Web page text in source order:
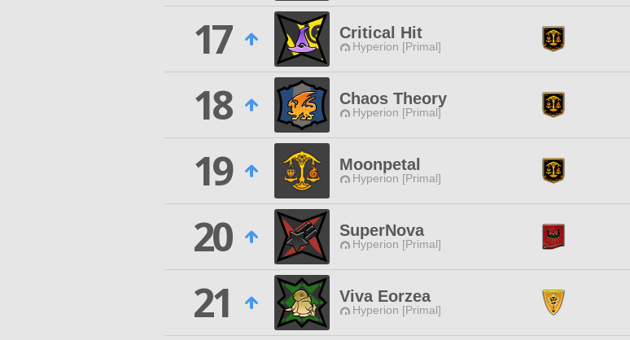
17
Critical Hit
Hyperion [Primal]
18
Chaos Theory
Hyperion [Primal]
19
Moonpetal
Hyperion [Primal]
20
SuperNova
Hyperion [Primal]
21
Viva Eorzea
Hyperion [Primal]